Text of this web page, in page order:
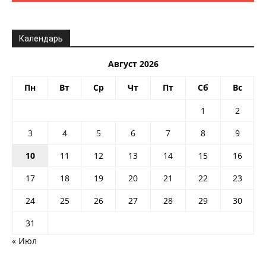
Календарь
Август 2026
Пн Вт Ср Чт Пт Сб Вс
1
2
3
4 5 6 7 8
9
10
11 12 13 14 15
16
17
18 19 20 21 22
23
24
25 26 27 28 29
30
31
« Июл